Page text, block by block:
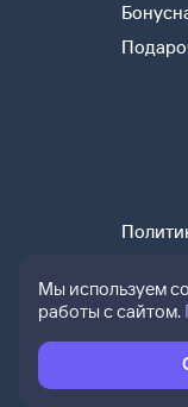
При
Мы используем
работы с сайтом.